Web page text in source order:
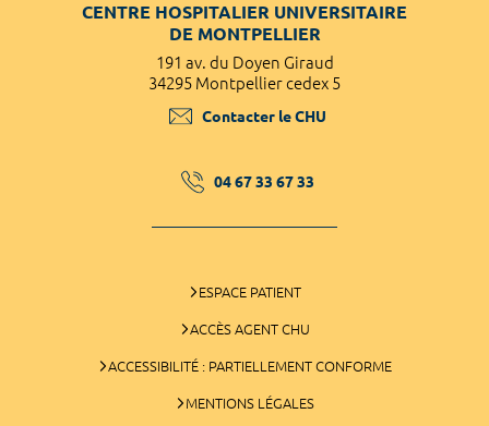
CENTRE HOSPITALIER UNIVERSITAIRE
DE MONTPELLIER
191 av. du Doyen Giraud
34295 Montpellier cedex 5
Contacter le CHU
04 67 33 67 33
ESPACE PATIENT
ACCÈS AGENT CHU
ACCESSIBILITÉ : PARTIELLEMENT CONFORME
MENTIONS LÉGALES